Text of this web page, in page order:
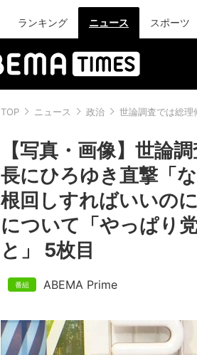
ランキング ニュース スポーツ
TOP ニュース 政治 世論調査では総理
【写真・画像】世論
長にひろゆき直撃「
根回しすればいいの
について「やっぱり
と」 5枚目
ABEMA Prime